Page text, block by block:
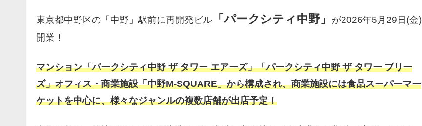
東京都中野区の「中野」駅前に再開発ビル 「パークシティ中野 」
が2026年5月29日(金)
開業！
マンション「パークシティ中野 ザ タワー エアーズ」「パークシティ中野 ザ タワー ブリー
ズ」オフィス・商業施設「中野M-SQUARE」から構成され、商業施設には食品スーパーマー
ケットを中心に、様々なジャンルの複数店舗が出店予定！